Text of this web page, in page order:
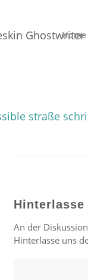
Home
Hinterlasse
An der
Hinterlasse uns